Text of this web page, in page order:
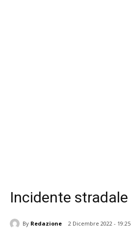
Incidente
By Redazione 2 Dicembre 2022 - 19:25